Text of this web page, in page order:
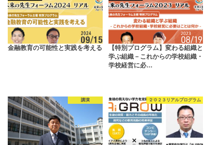
金融教育の可能性と実践を考える
【特別プログラム】変わる組織と
学ぶ組織－これからの学校組織・
学校経営に必…
講演 ２０２３リアルプログラム